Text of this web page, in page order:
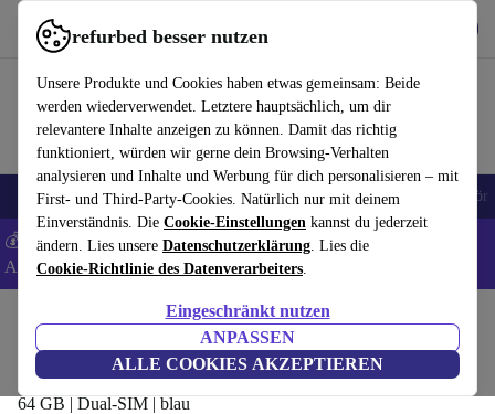
refurbed besser nutzen
Unsere Produkte und Cookies haben etwas gemeinsam: Beide
werden wiederverwendet. Letztere hauptsächlich, um dir
relevantere Inhalte anzeigen zu können. Damit das richtig
funktioniert, würden wir gerne dein Browsing-Verhalten
analysieren und Inhalte und Werbung für dich personalisieren – mit
First- und Third-Party-Cookies. Natürlich nur mit deinem
Einverständnis. Die Cookie-Einstellungen kannst du jederzeit
ändern. Lies unsere Datenschutzerklärung. Lies die
Cookie-Richtlinie des Datenverarbeiters.
Eingeschränkt nutzen
ANPASSEN
ALLE COOKIES AKZEPTIEREN
refurbed schnell und einfach nutzen
🎒 Back to school Handys Laptops Tablets Smartwatches Zubehör
💰 Extra -5% auf Samsung- und Google-Smartphones - Code:
ANDROID5 -AGB
Handys & Smartphones Nokia Handys
Nokia 6.1 Plus
64 GB | Dual-SIM | blau